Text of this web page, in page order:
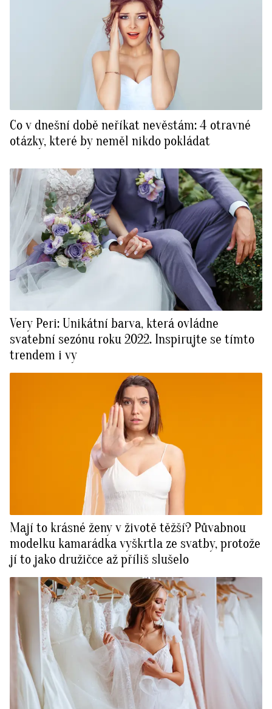
Co v dnešní době neříkat nevěstám: 4 otravné
otázky, které by neměl nikdo pokládat
Very Peri: Unikátní barva, která ovládne
svatební sezónu roku 2022. Inspirujte se tímto
trendem i vy
Mají to krásné ženy v životě těžší? Půvabnou
modelku kamarádka vyškrtla ze svatby, protože
jí to jako družičce až příliš slušelo